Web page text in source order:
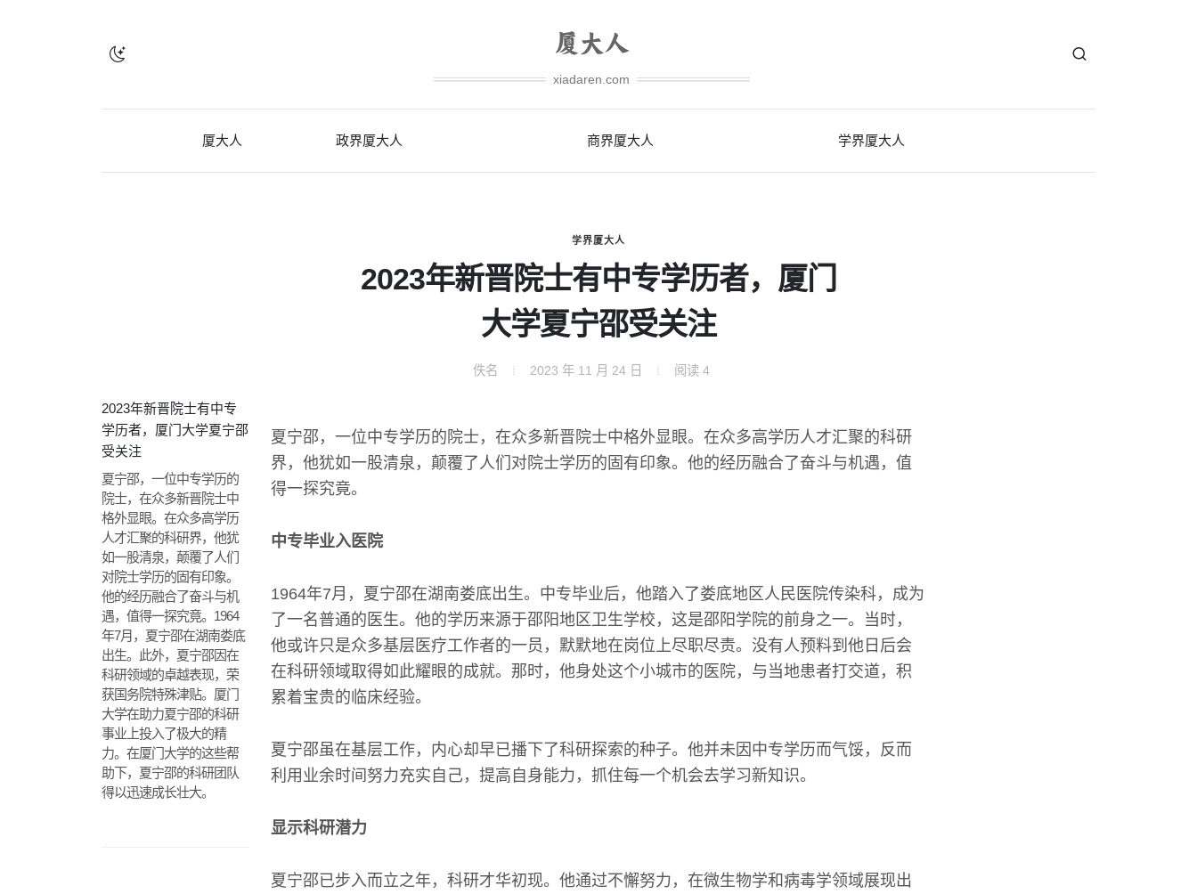
xiadaren.com
厦大人 政界厦大人 商界厦大人 学界厦大人
学界厦大人
2023年新晋院士有中专学历者，厦门
大学夏宁邵受关注
佚名 2023 年 11 月 24 日 阅读 4
2023年新晋院士有中专
学历者，厦门大学夏宁邵
受关注
夏宁邵，一位中专学历的
院士，在众多新晋院士中
格外显眼。在众多高学历
人才汇聚的科研界，他犹
如一股清泉，颠覆了人们
对院士学历的固有印象。
他的经历融合了奋斗与机
遇，值得一探究竟。1964
年7月，夏宁邵在湖南娄底
出生。此外，夏宁邵因在
科研领域的卓越表现，荣
获国务院特殊津贴。厦门
大学在助力夏宁邵的科研
事业上投入了极大的精
力。在厦门大学的这些帮
助下，夏宁邵的科研团队
得以迅速成长壮大。
夏宁邵，一位中专学历的院士，在众多新晋院士中格外显眼。在众多高学历人才汇聚的科研
界，他犹如一股清泉，颠覆了人们对院士学历的固有印象。他的经历融合了奋斗与机遇，值
得一探究竟。
中专毕业入医院
1964年7月，夏宁邵在湖南娄底出生。中专毕业后，他踏入了娄底地区人民医院传染科，成为
了一名普通的医生。他的学历来源于邵阳地区卫生学校，这是邵阳学院的前身之一。当时，
他或许只是众多基层医疗工作者的一员，默默地在岗位上尽职尽责。没有人预料到他日后会
在科研领域取得如此耀眼的成就。那时，他身处这个小城市的医院，与当地患者打交道，积
累着宝贵的临床经验。
夏宁邵虽在基层工作，内心却早已播下了科研探索的种子。他并未因中专学历而气馁，反而
利用业余时间努力充实自己，提高自身能力，抓住每一个机会去学习新知识。
显示科研潜力
夏宁邵已步入而立之年，科研才华初现。他通过不懈努力，在微生物学和病毒学领域展现出